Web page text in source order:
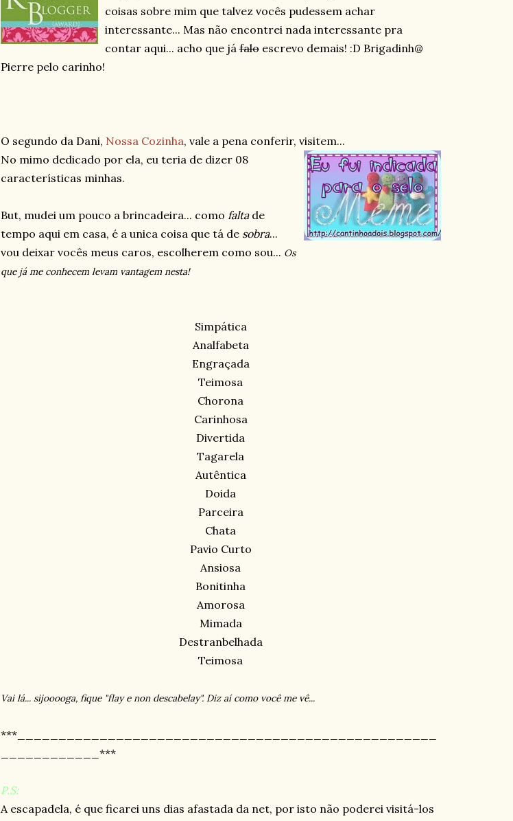
coisas sobre mim que talvez vocês pudessem achar
interessante... Mas não encontrei nada interessante pra
contar aqui... acho que jáfaloescrevo demais! :D Brigadinh@
Pierre pelo carinho!
O segundo da Dani, Nossa Cozinha, vale a pena conferir, visitem...
No mimo dedicado por ela, eu teria de dizer 08
características minhas.
But, mudei um pouco a brincadeira... como faltade
tempo aqui em casa, é a unica coisa que tá de sobra...
vou deixar vocês meus caros, escolherem como sou... Os
que já me conhecem levam vantagem nesta!
Simpática
Analfabeta
Engraçada
Teimosa
Chorona
Carinhosa
Divertida
Tagarela
Autêntica
Doida
Parceira
Chata
Pavio Curto
Ansiosa
Bonitinha
Amorosa
Mimada
Destranbelhada
Teimosa
Vai lá... sijooooga, fique "flay e non descabelay". Diz aí como você me vê...
***___________________________________________________
____________***
P.S:
A escapadela, é que ficarei uns dias afastada da net, por isto não poderei visitá-los